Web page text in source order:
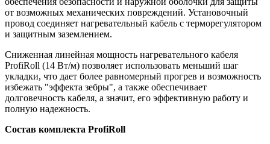
от возможных механических повреждений. Установочный
провод соединяет нагревательный кабель с терморегулятором
и защитным заземлением.
Сниженная линейная мощность нагревательного кабеля
ProfiRoll (14 Вт/м) позволяет использовать меньший шаг
укладки, что дает более равномерный прогрев и возможность
избежать "эффекта зебры", а также обеспечивает
долговечность кабеля, а значит, его эффективную работу и
полную надежность.
Состав комплекта ProfiRoll